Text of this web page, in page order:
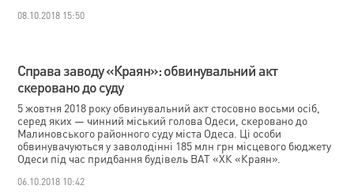
08.10.2018 15:50
Справа заводу «Краян»: обвинувальний акт
скеровано до суду
5 жовтня 2018 року обвинувальний акт стосовно восьми осіб,
серед яких — чинний міський голова Одеси, скеровано до
Малиновського районного суду міста Одеса. Ці особи
обвинувачуються у заволодінні 185 млн грн місцевого бюджету
Одеси під час придбання будівель ВАТ «ХК «Краян».
06.10.2018 10:42